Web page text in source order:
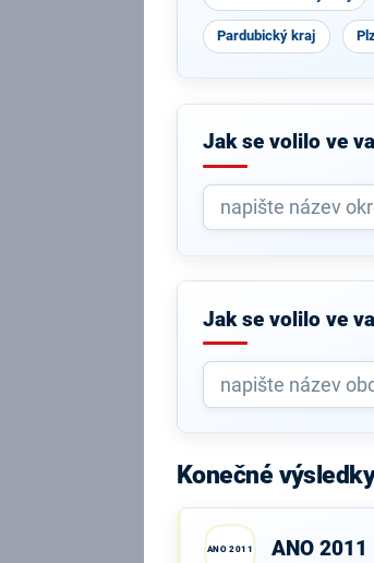
Pardubický kraj
Jak se volilo ve
Jak se volilo ve
Konečné
ANO 2011 ANO 2011